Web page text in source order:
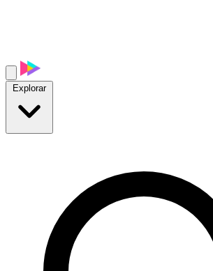
Explorar